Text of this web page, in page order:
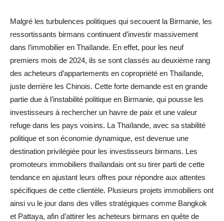
Malgré les turbulences politiques qui secouent la Birmanie, les
ressortissants birmans continuent d’investir massivement
dans l’immobilier en Thaïlande. En effet, pour les neuf
premiers mois de 2024, ils se sont classés au deuxième rang
des acheteurs d’appartements en copropriété en Thaïlande,
juste derrière les Chinois. Cette forte demande est en grande
partie due à l’instabilité politique en Birmanie, qui pousse les
investisseurs à rechercher un havre de paix et une valeur
refuge dans les pays voisins. La Thaïlande, avec sa stabilité
politique et son économie dynamique, est devenue une
destination privilégiée pour les investisseurs birmans. Les
promoteurs immobiliers thaïlandais ont su tirer parti de cette
tendance en ajustant leurs offres pour répondre aux attentes
spécifiques de cette clientèle. Plusieurs projets immobiliers ont
ainsi vu le jour dans des villes stratégiques comme Bangkok
et Pattaya, afin d’attirer les acheteurs birmans en quête de